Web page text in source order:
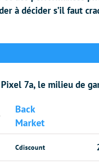
à décider s’il faut
7a, le milieu de
Back
Market
Cdiscount